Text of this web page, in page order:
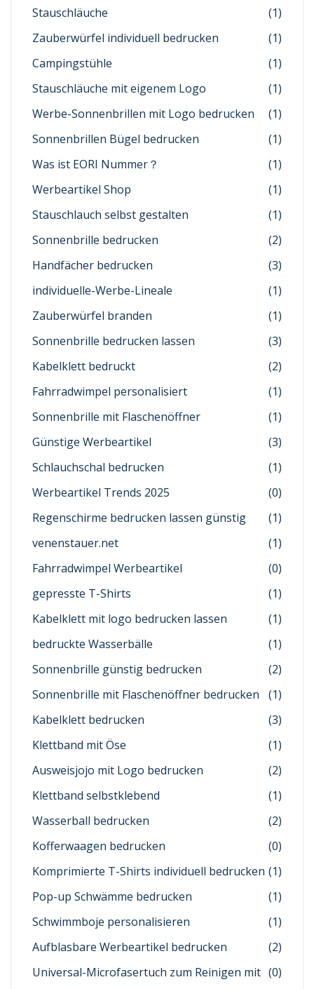
Stauschläuche
(1)
Zauberwürfel individuell bedrucken
(1)
Campingstühle
(1)
Stauschläuche mit eigenem Logo
(1)
Werbe-Sonnenbrillen mit Logo bedrucken
(1)
Sonnenbrillen Bügel bedrucken
(1)
Was ist EORI Nummer？
(1)
Werbeartikel Shop
(1)
Stauschlauch selbst gestalten
(1)
Sonnenbrille bedrucken
(2)
Handfächer bedrucken
(3)
individuelle-Werbe-Lineale
(1)
Zauberwürfel branden
(1)
Sonnenbrille bedrucken lassen
(3)
Kabelklett bedruckt
(2)
Fahrradwimpel personalisiert
(1)
Sonnenbrille mit Flaschenöffner
(1)
Günstige Werbeartikel
(3)
Schlauchschal bedrucken
(1)
Werbeartikel Trends 2025
(0)
Regenschirme bedrucken lassen günstig
(1)
venenstauer.net
(1)
Fahrradwimpel Werbeartikel
(0)
gepresste T-Shirts
(1)
Kabelklett mit logo bedrucken lassen
(1)
bedruckte Wasserbälle
(1)
Sonnenbrille günstig bedrucken
(2)
Sonnenbrille mit Flaschenöffner bedrucken
(1)
Kabelklett bedrucken
(3)
Klettband mit Öse
(1)
Ausweisjojo mit Logo bedrucken
(2)
Klettband selbstklebend
(1)
Wasserball bedrucken
(2)
Kofferwaagen bedrucken
(0)
Komprimierte T-Shirts individuell bedrucken (1)
Pop-up Schwämme bedrucken
(1)
Schwimmboje personalisieren
(1)
Aufblasbare Werbeartikel bedrucken
(2)
Universal-Microfasertuch zum Reinigen mit (0)